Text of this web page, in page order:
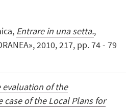
Entrare in una setta.,
2010, 217, pp. 74 - 79
evaluation of the
of the Local Plans for